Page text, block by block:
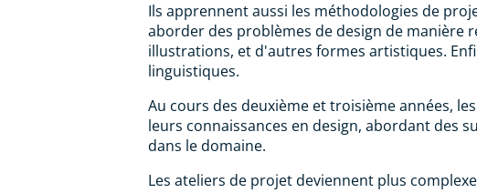
Ils apprennent aussi les méthodologies de
aborder des problèmes de design de manière
illustrations, et d'autres formes artistiques.
linguistiques.
Au cours des deuxième et troisième années,
leurs connaissances en design, abordant des
dans le domaine.
Les ateliers de projet deviennent plus